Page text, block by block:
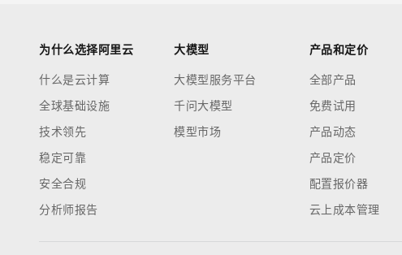
为什么选择阿里云
什么是云计算
全球基础设施
技术领先
稳定可靠
安全合规
分析师报告
大模型
大模型服务平台
千问大模型
模型市场
产品和定价
全部产品
免费试用
产品动态
产品定价
配置报价器
云上成本管理